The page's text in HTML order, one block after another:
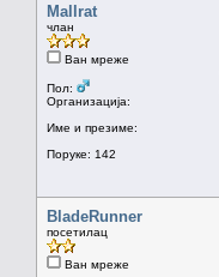
Mallrat
члан
Ван мреже
Пол:
Организација:
Име и презиме:
Поруке: 142
BladeRunner
посетилац
Ван мреже